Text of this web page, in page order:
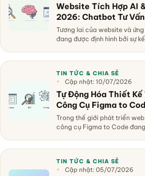
Website Tích Hợp AI
2026: Chatbot Tư
Offline Access Cho
Động
Tương lai của website và
đang được định hình bởi sự
TIN TỨC & CHIA SẺ
Cập nhật: 10/07/2026
Tự Động Hóa Thiết
Công Cụ Figma to
Kiệm 70% Thời Gian
Trong thế giới phát triển
công cụ Figma to Code
TIN TỨC & CHIA SẺ
Cập nhật: 05/07/2026